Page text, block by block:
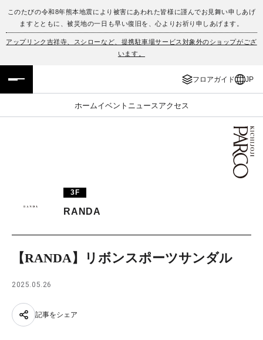
このたびの令和8年熊本地震により被害にあわれた皆様に謹んでお見舞い申しあげ
ますとともに、被災地の一日も早い復旧を、心よりお祈り申しあげます。
アップリンク吉祥寺、スシローなど、提携駐車場サービス対象外のショップがござ
います。
フロアガイド JP
ホームイベント ニュース アクセス
フロアガイド
イベント・ポップアップ
ニュース
PARCOメンバーズ
ENGLISH
簡体字
한국어
3F
RANDA
【RANDA】リボンスポーツサンダル
2025.05.26
記事をシェア